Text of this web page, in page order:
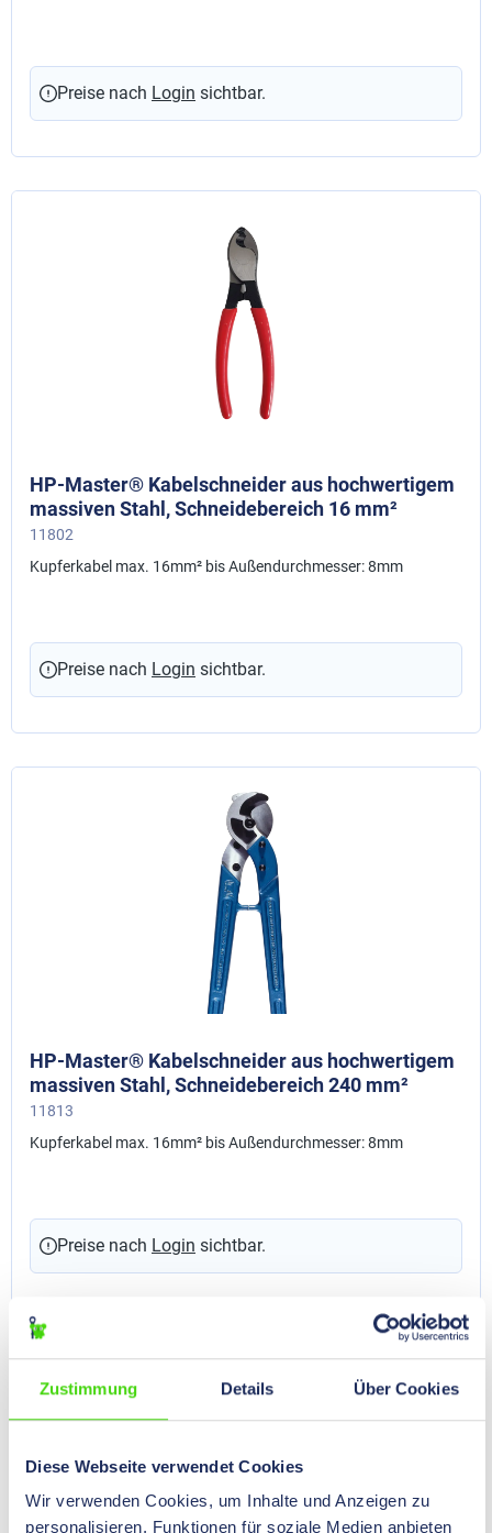
Zustimmung Details Über Cookies
Diese Webseite verwendet Cookies
Wir verwenden Cookies, um Inhalte und Anzeigen zu
personalisieren, Funktionen für soziale Medien anbieten
Preise nach Login sichtbar.
HP-Master® Kabelschneider aus hochwertigem
massiven Stahl, Schneidebereich 16 mm²
11802
Kupferkabel max. 16mm² bis Außendurchmesser: 8mm
Preise nach Login sichtbar.
HP-Master® Kabelschneider aus hochwertigem
massiven Stahl, Schneidebereich 240 mm²
11813
Kupferkabel max. 16mm² bis Außendurchmesser: 8mm
Preise nach Login sichtbar.